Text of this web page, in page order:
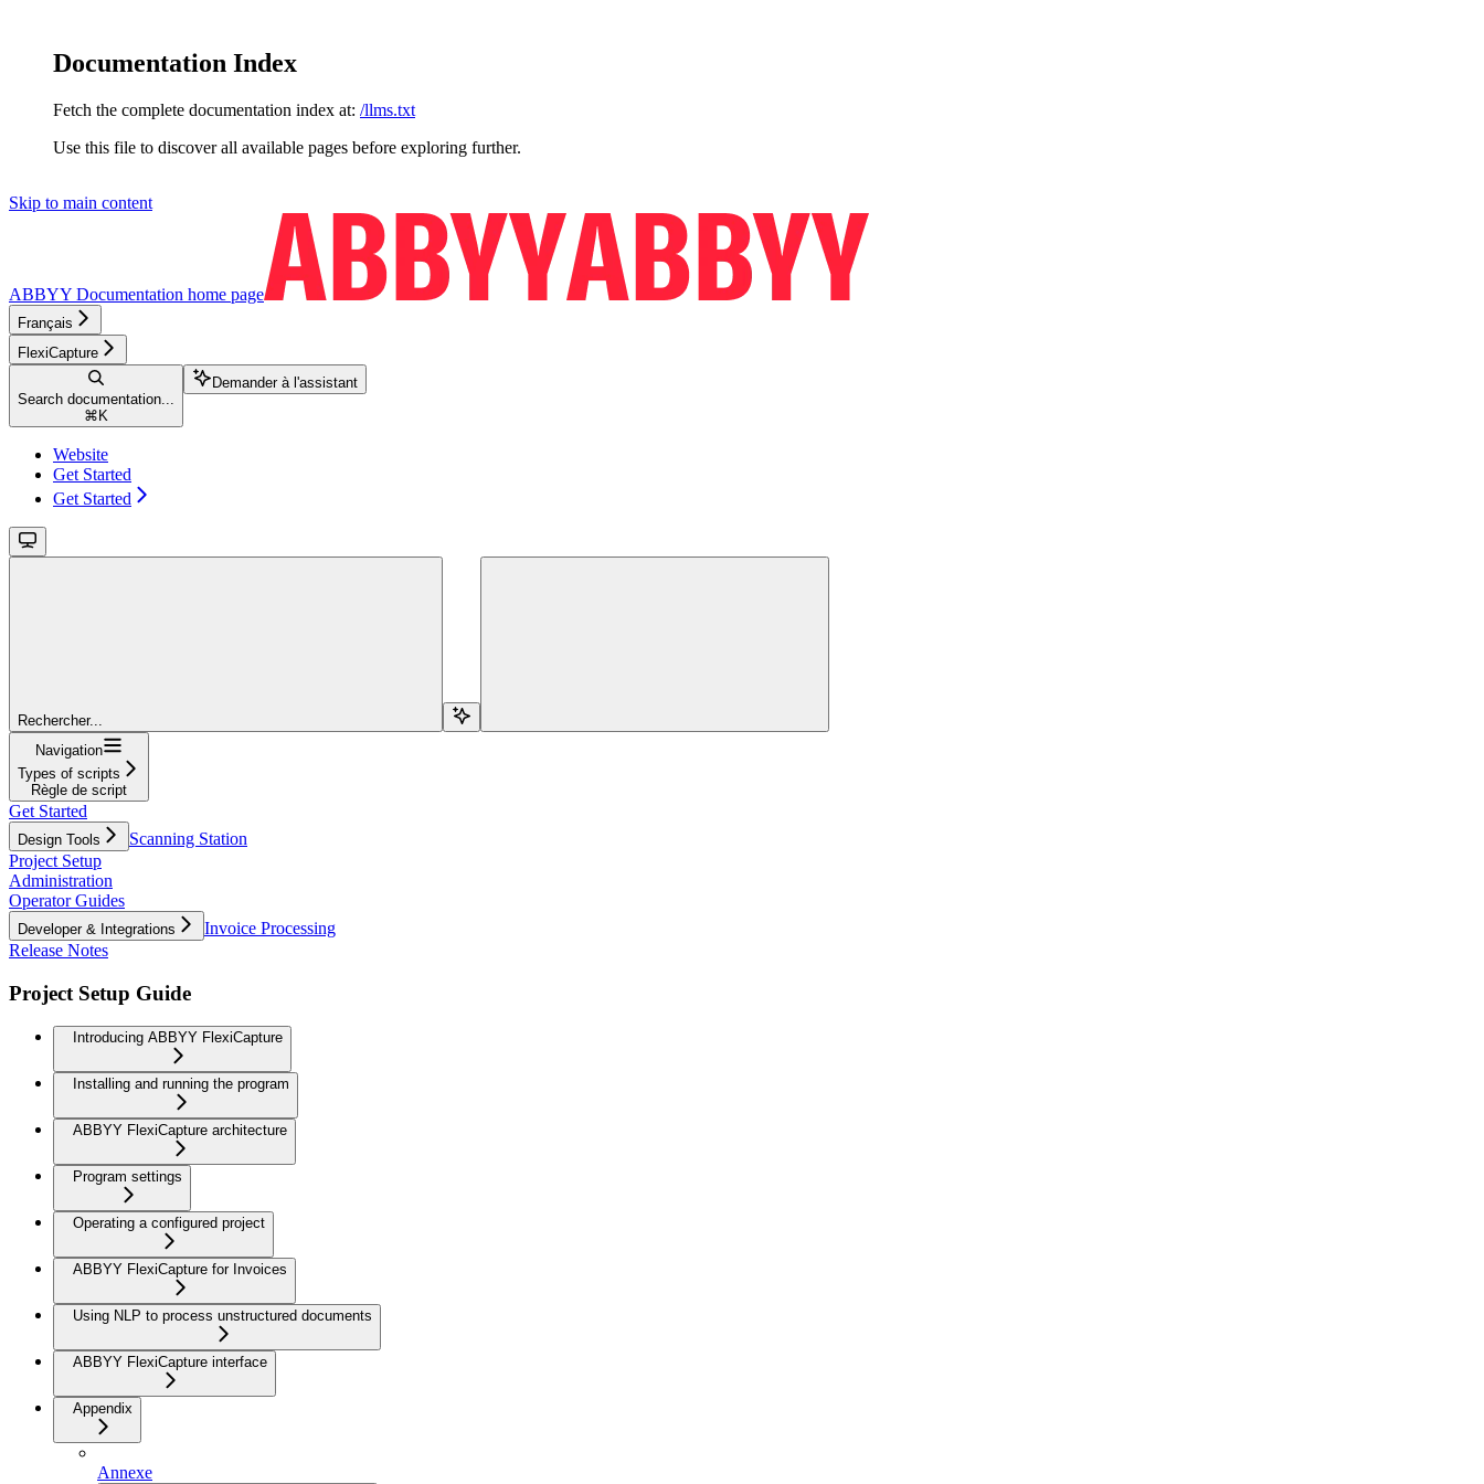
Documentation Index
Fetch the complete documentation index at: /llms.txt
Use this file to discover all available pages before exploring further.
Skip to main content
ABBYY Documentation home page
Français
FlexiCapture
Search documentation...
⌘ K
Demander à l'assistant
Website
Get Started
Get Started
Rechercher...
Navigation
Types of scripts
Règle de script
Get Started
Design Tools
Scanning Station
Project Setup
Administration
Operator Guides
Developer & Integrations
Invoice Processing
Release Notes
Project Setup Guide
Introducing ABBYY FlexiCapture
Installing and running the program
ABBYY FlexiCapture architecture
Program settings
Operating a configured project
ABBYY FlexiCapture for Invoices
Using NLP to process unstructured documents
ABBYY FlexiCapture interface
Appendix
Annexe